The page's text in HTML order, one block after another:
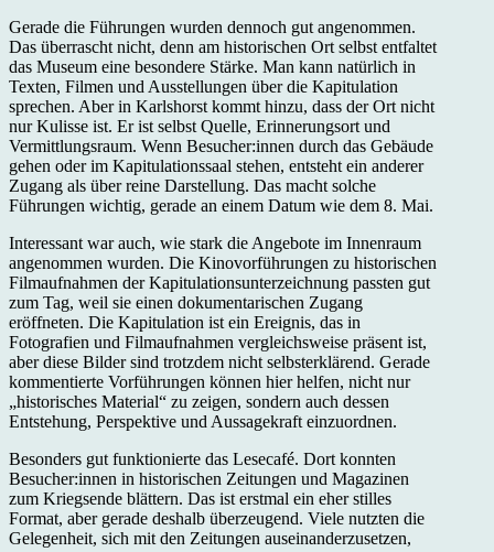
Gerade die Führungen wurden dennoch gut angenommen.
Das überrascht nicht, denn am historischen Ort selbst entfaltet
das Museum eine besondere Stärke. Man kann natürlich in
Texten, Filmen und Ausstellungen über die Kapitulation
sprechen. Aber in Karlshorst kommt hinzu, dass der Ort nicht
nur Kulisse ist. Er ist selbst Quelle, Erinnerungsort und
Vermittlungsraum. Wenn Besucher:innen durch das Gebäude
gehen oder im Kapitulationssaal stehen, entsteht ein anderer
Zugang als über reine Darstellung. Das macht solche
Führungen wichtig, gerade an einem Datum wie dem 8. Mai.
Interessant war auch, wie stark die Angebote im Innenraum
angenommen wurden. Die Kinovorführungen zu historischen
Filmaufnahmen der Kapitulationsunterzeichnung passten gut
zum Tag, weil sie einen dokumentarischen Zugang
eröffneten. Die Kapitulation ist ein Ereignis, das in
Fotografien und Filmaufnahmen vergleichsweise präsent ist,
aber diese Bilder sind trotzdem nicht selbsterklärend. Gerade
kommentierte Vorführungen können hier helfen, nicht nur
„historisches Material“ zu zeigen, sondern auch dessen
Entstehung, Perspektive und Aussagekraft einzuordnen.
Besonders gut funktionierte das Lesecafé. Dort konnten
Besucher:innen in historischen Zeitungen und Magazinen
zum Kriegsende blättern. Das ist erstmal ein eher stilles
Format, aber gerade deshalb überzeugend. Viele nutzten die
Gelegenheit, sich mit den Zeitungen auseinanderzusetzen,